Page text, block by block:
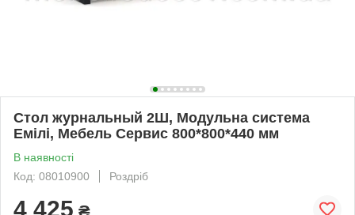
Стол журнальный 2Ш, Модульна система
Емілі, Мебель Сервис 800*800*440 мм
В наявності
Код: 08010900
Роздріб
4 425